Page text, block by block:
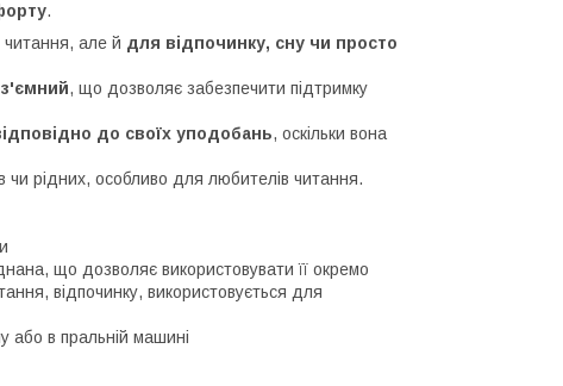
.
але й для відпочинку, сну чи просто
, що дозволяє забезпечити підтримку
до своїх уподобань, оскільки вона
чи рідних, особливо для любителів читання.
що дозволяє використовувати її окремо
відпочинку, використовується для
або в пральній машині